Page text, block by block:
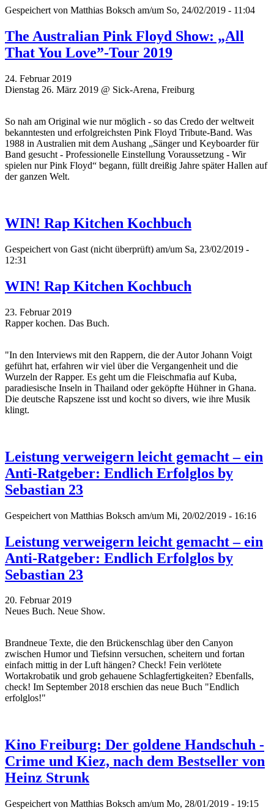
Gespeichert von Matthias Boksch am/um So, 24/02/2019 - 11:04
The Australian Pink Floyd Show: „All
That You Love”-Tour 2019
24. Februar 2019
Dienstag 26. März 2019 @ Sick-Arena, Freiburg
So nah am Original wie nur möglich - so das Credo der weltweit
bekanntesten und erfolgreichsten Pink Floyd Tribute-Band. Was
1988 in Australien mit dem Aushang „Sänger und Keyboarder für
Band gesucht - Professionelle Einstellung Voraussetzung - Wir
spielen nur Pink Floyd“ begann, füllt dreißig Jahre später Hallen auf
der ganzen Welt.
WIN! Rap Kitchen Kochbuch
Gespeichert von Gast (nicht überprüft) am/um Sa, 23/02/2019 -
12:31
WIN! Rap Kitchen Kochbuch
23. Februar 2019
Rapper kochen. Das Buch.
"In den Interviews mit den Rappern, die der Autor Johann Voigt
geführt hat, erfahren wir viel über die Vergangenheit und die
Wurzeln der Rapper. Es geht um die Fleischmafia auf Kuba,
paradiesische Inseln in Thailand oder geköpfte Hühner in Ghana.
Die deutsche Rapszene isst und kocht so divers, wie ihre Musik
klingt.
Leistung verweigern leicht gemacht – ein
Anti-Ratgeber: Endlich Erfolglos by
Sebastian 23
Gespeichert von Matthias Boksch am/um Mi, 20/02/2019 - 16:16
Leistung verweigern leicht gemacht – ein
Anti-Ratgeber: Endlich Erfolglos by
Sebastian 23
20. Februar 2019
Neues Buch. Neue Show.
Brandneue Texte, die den Brückenschlag über den Canyon
zwischen Humor und Tiefsinn versuchen, scheitern und fortan
einfach mittig in der Luft hängen? Check! Fein verlötete
Wortakrobatik und grob gehauene Schlagfertigkeiten? Ebenfalls,
check! Im September 2018 erschien das neue Buch "Endlich
erfolglos!"
Kino Freiburg: Der goldene Handschuh -
Crime und Kiez, nach dem Bestseller von
Heinz Strunk
Gespeichert von Matthias Boksch am/um Mo, 28/01/2019 - 19:15